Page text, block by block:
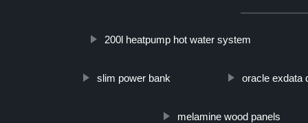
200l heatpump hot water system
slim power bank oracle exdata
melamine wood panels